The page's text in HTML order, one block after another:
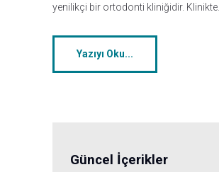
yenilikçi bir ortodonti kliniğidir. Klinikte…
Yazıyı Oku...
Güncel İçerikler